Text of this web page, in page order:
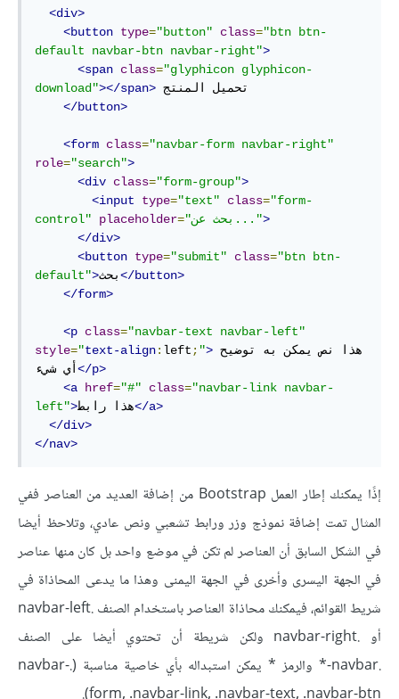
<div>
<button type="button" class="btn btn-
default navbar-btn navbar-right">
<span class="glyphicon glyphicon-
download"></span>
</button>
<form class="navbar-form navbar-right"
role="search">
<div class="form-group">
<input
type="text" class="form-
control"
placeholder= "بحث عن...">
</div>
<button type="submit" class="btn btn-
default">بحث</button>
</form>
<p class="navbar-text navbar-left"
style="text-align: left; ">
أي شيء</p>
<a href="#" class="navbar-link navbar-
left">هذا رابط</a>
</div>
</nav>
إذًا يمكنك إطار العمل Bootstrap من إضافة العديد من العناصر ففي
المثال تمت إضافة نموذج وزر ورابط تشعبي ونص عادي، وتلاحظ أيضا
في الشكل السابق أن العناصر لم تكن في موضع واحد بل كان منها عناصر
في الجهة اليسرى وأخرى في الجهة اليمنى وهذا ما يدعى المحاذاة في
شريط القوائم، فيمكنك محاذاة العناصر باستخدام الصنف .navbar-left
أو .navbar-right ولكن شريطة أن تحتوي أيضا على الصنف
.navbar-* والرمز * يمكن استبداله بأي خاصية مناسبة (.navbar-